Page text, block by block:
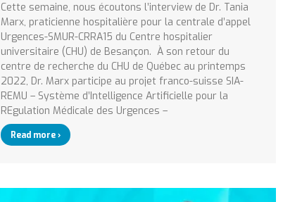
Cette semaine, nous écoutons l’interview de Dr. Tania
Marx, praticienne hospitalière pour la centrale d’appel
Urgences-SMUR-CRRA15 du Centre hospitalier
universitaire (CHU) de Besançon. À son retour du
centre de recherche du CHU de Québec au printemps
2022, Dr. Marx participe au projet franco-suisse SIA-
REMU – Système d’Intelligence Artificielle pour la
REgulation Médicale des Urgences –
Read more ›